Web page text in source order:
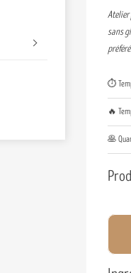
Atelier
sans
⏱️
🔥
🥞